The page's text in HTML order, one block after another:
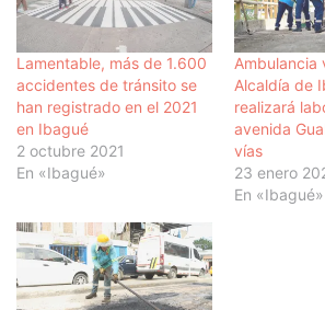
Lamentable, más de 1.600
accidentes de tránsito se
han registrado en el 2021
en Ibagué
2 octubre 2021
En «Ibagué»
Ambulancia
Alcaldía de
realizará
avenida
vías
23 enero
En «Ibagué»